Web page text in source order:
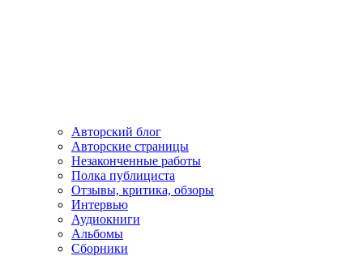
Авторский блог
Авторские страницы
Незаконченные работы
Полка публициста
Отзывы, критика, обзоры
Интервью
Аудиокниги
Альбомы
Сборники